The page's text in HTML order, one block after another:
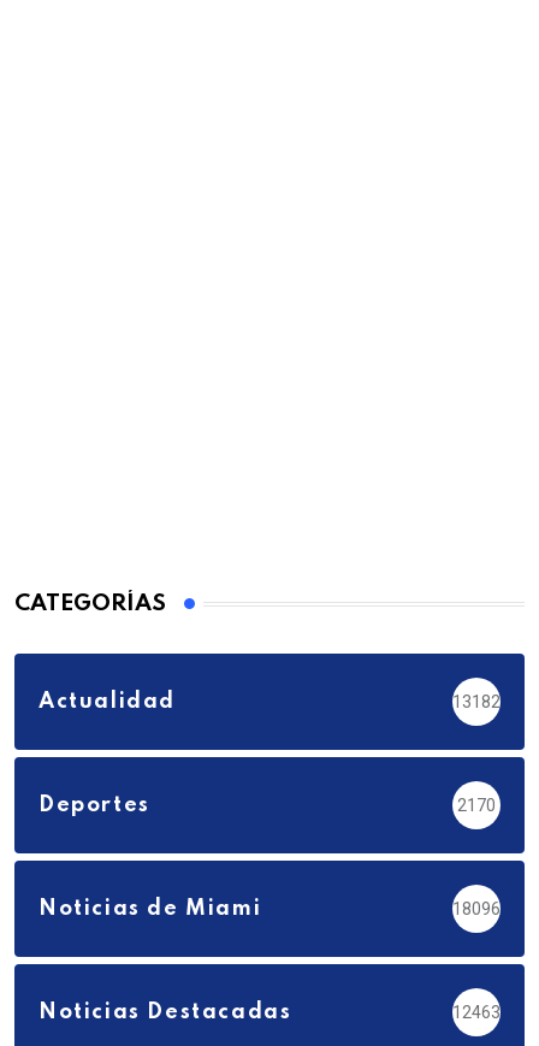
CATEGORÍAS
Actualidad 13182
Deportes 2170
Noticias de Miami 18096
Noticias Destacadas 12463